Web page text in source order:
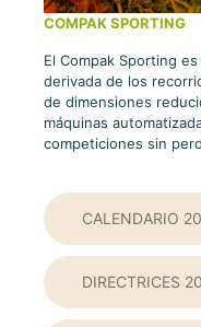
COMPAK SPORTING
El Compak Sporting
derivada de los
de dimensiones
máquinas
competiciones sin
CALENDARIO
DIRECTRICES